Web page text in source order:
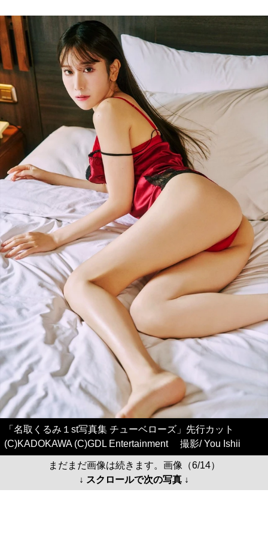
「名取くるみ１st写真集 チューベローズ」先行カット
(C)KADOKAWA (C)GDL Entertainment 撮影/ You Ishii
まだまだ画像は続きます。画像（6/14）
↓ スクロールで次の写真 ↓